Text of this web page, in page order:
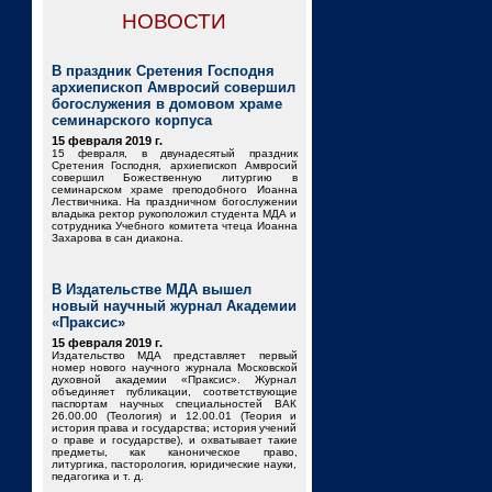
НОВОСТИ
В праздник Сретения Господня
архиепископ Амвросий совершил
богослужения в домовом храме
семинарского корпуса
15 февраля 2019 г.
15 февраля, в двунадесятый праздник
Сретения Господня, архиепископ Амвросий
совершил Божественную литургию в
семинарском храме преподобного Иоанна
Лествичника. На праздничном богослужении
владыка ректор рукоположил студента МДА и
сотрудника Учебного комитета чтеца Иоанна
Захарова в сан диакона.
В Издательстве МДА вышел
новый научный журнал Академии
«Праксис»
15 февраля 2019 г.
Издательство МДА представляет первый
номер нового научного журнала Московской
духовной академии «Праксис». Журнал
объединяет публикации, соответствующие
паспортам научных специальностей ВАК
26.00.00 (Теология) и 12.00.01 (Теория и
история права и государства; история учений
о праве и государстве), и охватывает такие
предметы, как каноническое право,
литургика, пасторология, юридические науки,
педагогика и т. д.